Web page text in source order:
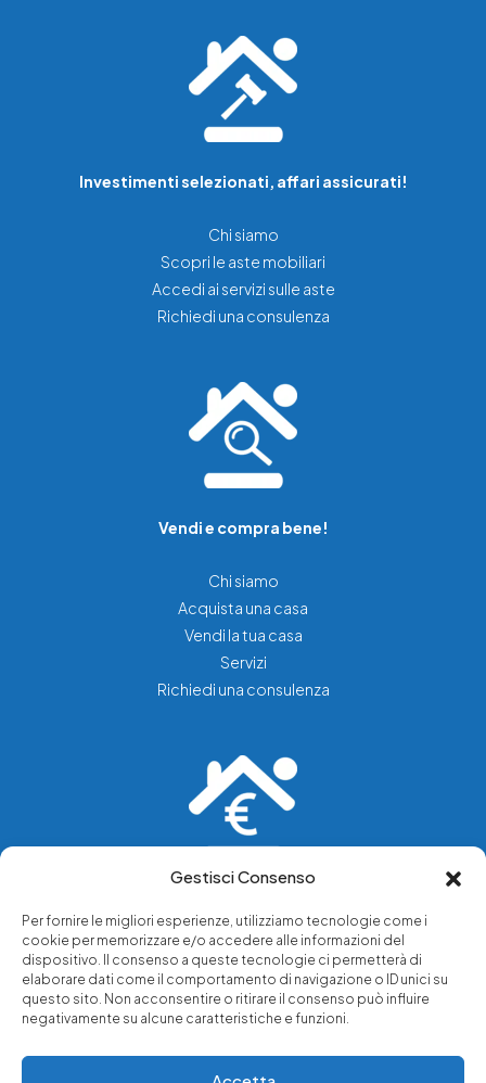
Gestisci Consenso
Per fornire le migliori esperienze, utilizziamo tecnologie come i
cookie per memorizzare e/o accedere alle informazioni del
dispositivo. Il consenso a queste tecnologie ci permetterà di
elaborare dati come il comportamento di navigazione o ID unici su
questo sito. Non acconsentire o ritirare il consenso può influire
negativamente su alcune caratteristiche e funzioni.
Investimenti selezionati, affari assicurati!
Chi siamo
Scopri le aste mobiliari
Accedi ai servizi sulle aste
Richiedi una consulenza
Vendi e compra bene!
Chi siamo
Acquista una casa
Vendi la tua casa
Servizi
Richiedi una consulenza
Chi siamo
Servizi di tutela legale
Notizie e approfondimenti